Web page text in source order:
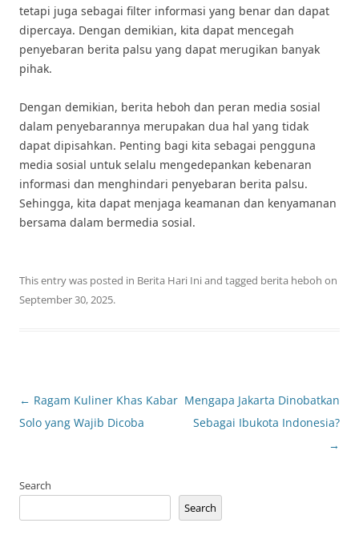
tetapi juga sebagai filter informasi yang benar dan dapat
dipercaya. Dengan demikian, kita dapat mencegah
penyebaran berita palsu yang dapat merugikan banyak
pihak.
Dengan demikian, berita heboh dan peran media sosial
dalam penyebarannya merupakan dua hal yang tidak
dapat dipisahkan. Penting bagi kita sebagai pengguna
media sosial untuk selalu mengedepankan kebenaran
informasi dan menghindari penyebaran berita palsu.
Sehingga, kita dapat menjaga keamanan dan kenyamanan
bersama dalam bermedia sosial.
This entry was posted in Berita Hari Iniand tagged berita heboh on
September 30, 2025.
Post
navigation
← Ragam Kuliner Khas Kabar
Solo yang Wajib Dicoba
Mengapa Jakarta Dinobatkan
Sebagai Ibukota Indonesia?
→
Search
Search